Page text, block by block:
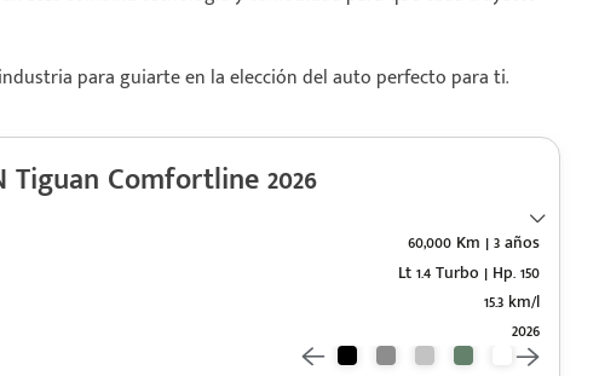
para guiarte en la elección del auto perfecto para ti.
Tiguan Comfortline 2026
60,000 Km | 3 años
Lt 1.4 Turbo | Hp. 150
15.3 km/l
2026